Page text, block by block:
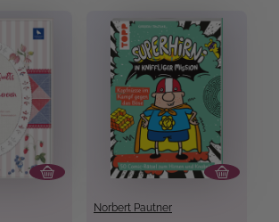
Norbert Pautner